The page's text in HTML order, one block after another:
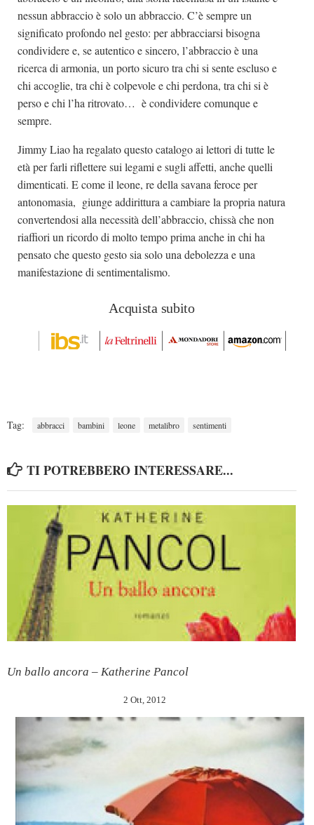
nessun abbraccio è solo un abbraccio. C’è sempre un
significato profondo nel gesto: per abbracciarsi bisogna
condividere e, se autentico e sincero, l’abbraccio è una
ricerca di armonia, un porto sicuro tra chi si sente escluso e
chi accoglie, tra chi è colpevole e chi perdona, tra chi si è
perso e chi l’ha ritrovato… è condividere comunque e
sempre.
Jimmy Liao ha regalato questo catalogo ai lettori di tutte le
età per farli riflettere sui legami e sugli affetti, anche quelli
dimenticati. E come il leone, re della savana feroce per
antonomasia, giunge addirittura a cambiare la propria natura
convertendosi alla necessità dell’abbraccio, chissà che non
riaffiori un ricordo di molto tempo prima anche in chi ha
pensato che questo gesto sia solo una debolezza e una
manifestazione di sentimentalismo.
Acquista subito
Tag: abbracci bambini leone metalibro sentimenti
TI POTREBBERO INTERESSARE...
Un ballo ancora – Katherine Pancol
2 Ott, 2012